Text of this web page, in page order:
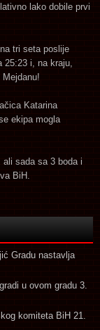
lako dobile prvi
tri seta poslije
i, na kraju,
Katarina
ekipa mogla
sada sa 3 boda i
BiH.
Gradu nastavlja
u ovom gradu 3.
komiteta BiH 21.